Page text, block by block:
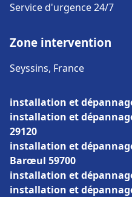
Service d'urgence 24/7
Zone intervention
Seyssins, France
installation et
installation et
29120
installation et
Barœul 59700
installation et
installation et